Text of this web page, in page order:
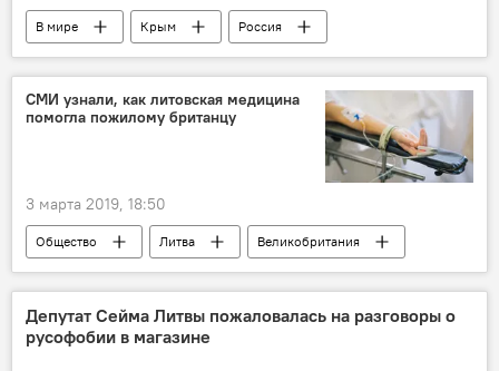
В мире Крым
Россия
Германия
СМИ узнали, как литовская медицина
помогла пожилому британцу
3 марта 2019, 18:50
Общество Литва Великобритания
Депутат Сейма Литвы пожаловалась на разговоры о
русофобии в магазине